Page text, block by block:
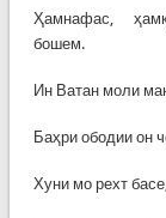
Ҳамнафас,
бошем.
Ин Ватан моли
Баҳри ободии он
Хуни мо рехт